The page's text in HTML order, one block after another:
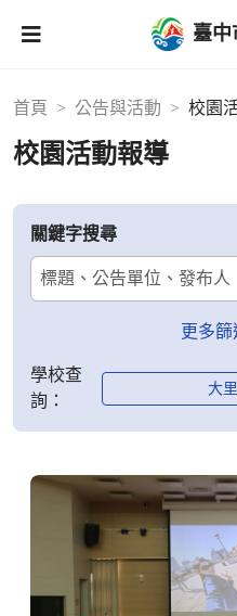
臺中
首頁 公告與活動 校園
校園活動報導
關鍵字搜尋
更多
學校查
詢：
大